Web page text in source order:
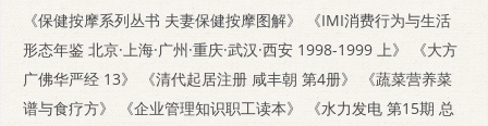
《保健按摩系列丛书 夫妻保健按摩图解》
《IMI消费行为与生活
形态年鉴 北京·上海·广州·重庆·武汉·西安 1998-1999 上》
《大方
广佛华严经 13》
《清代起居注册 咸丰朝 第4册》
《蔬菜营养菜
谱与食疗方》
《企业管理知识职工读本》
《水力发电 第15期 总